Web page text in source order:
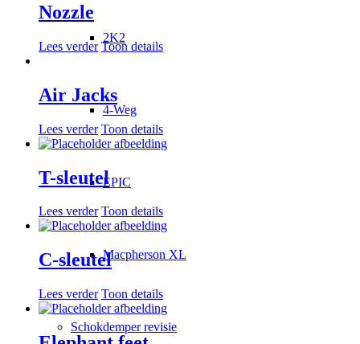
2K2
4-Weg
EPIC
Macpherson XL
Schokdemper revisie
Nozzle
Lees verder Toon details
Air Jacks
Lees verder Toon details
T-sleutel
Lees verder Toon details
C-sleutel
Lees verder Toon details